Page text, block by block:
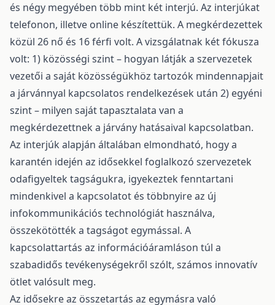
és négy megyében több mint két interjú. Az interjúkat
telefonon, illetve online készítettük. A megkérdezettek
közül 26 nő és 16 férfi volt. A vizsgálatnak két fókusza
volt: 1) közösségi szint – hogyan látják a szervezetek
vezetői a saját közösségükhöz tartozók mindennapjait
a járvánnyal kapcsolatos rendelkezések után 2) egyéni
szint – milyen saját tapasztalata van a
megkérdezettnek a járvány hatásaival kapcsolatban.
Az interjúk alapján általában elmondható, hogy a
karantén idején az idősekkel foglalkozó szervezetek
odafigyeltek tagságukra, igyekeztek fenntartani
mindenkivel a kapcsolatot és többnyire az új
infokommunikációs technológiát használva,
összekötötték a tagságot egymással. A
kapcsolattartás az információáramláson túl a
szabadidős tevékenységekről szólt, számos innovatív
ötlet valósult meg.
Az idősekre az összetartás az egymásra való